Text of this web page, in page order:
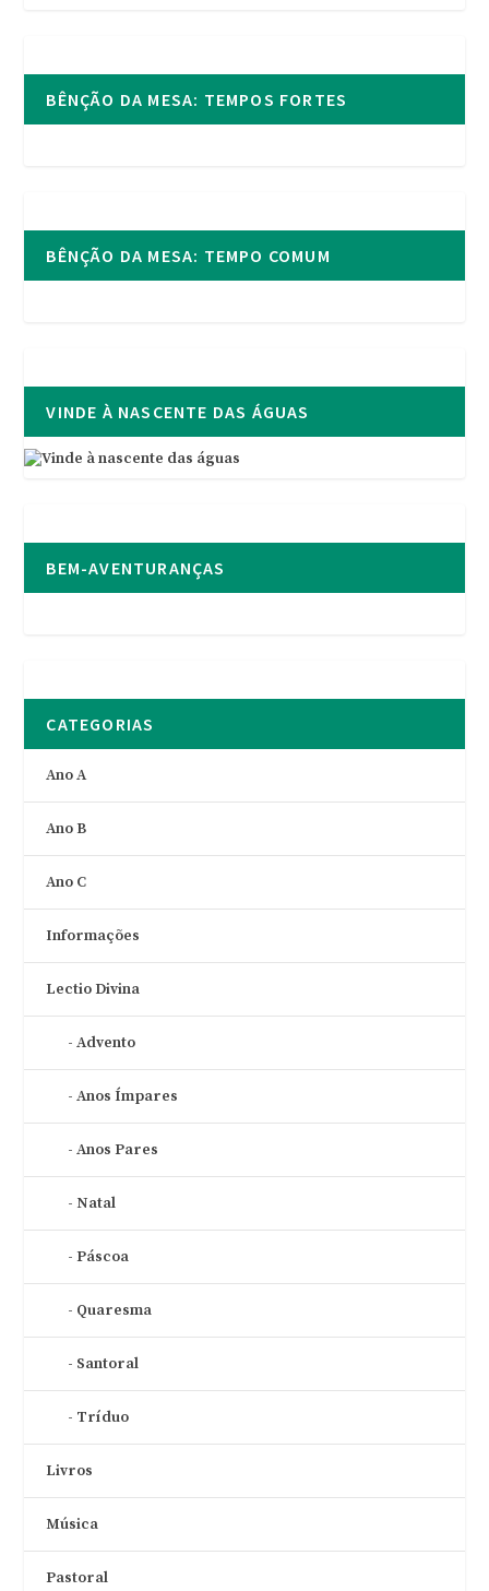
BÊNÇÃO DA MESA: TEMPOS FORTES
BÊNÇÃO DA MESA: TEMPO COMUM
VINDE À NASCENTE DAS ÁGUAS
BEM-AVENTURANÇAS
CATEGORIAS
Ano A
Ano B
Ano C
Informações
Lectio Divina
Advento
Anos Ímpares
Anos Pares
Natal
Páscoa
Quaresma
Santoral
Tríduo
Livros
Música
Pastoral